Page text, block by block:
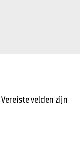
Vereiste velden zijn